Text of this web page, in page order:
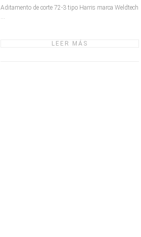
Aditamento de corte 72-3 tipo Harris marca Weldtech
...
LEER MÁS